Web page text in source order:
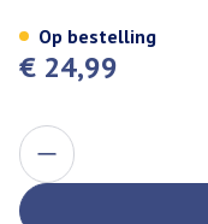
€ 24,99
Aantal
Op bestelling